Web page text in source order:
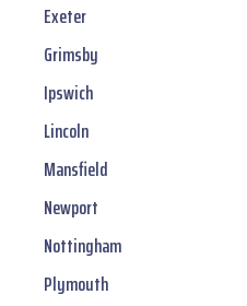
Exeter
Grimsby
Ipswich
Lincoln
Mansfield
Newport
Nottingham
Plymouth